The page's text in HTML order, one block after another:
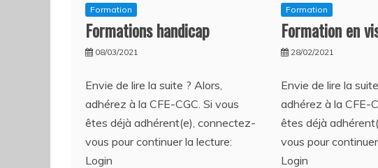
Formation
Formations handicap
08/03/2021
Envie de lire la suite ? Alors,
adhérez à la CFE-CGC. Si vous
êtes déjà adhérent(e), connectez-
vous pour continuer la lecture:
Login
Formation
Formation en
28/02/2021
Envie de lire la
adhérez à la CFE-
êtes déjà
vous pour
Login